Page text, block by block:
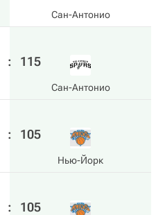
Сан-Антонио
: 115
Сан-Антонио
: 105
Нью-Йорк
: 105